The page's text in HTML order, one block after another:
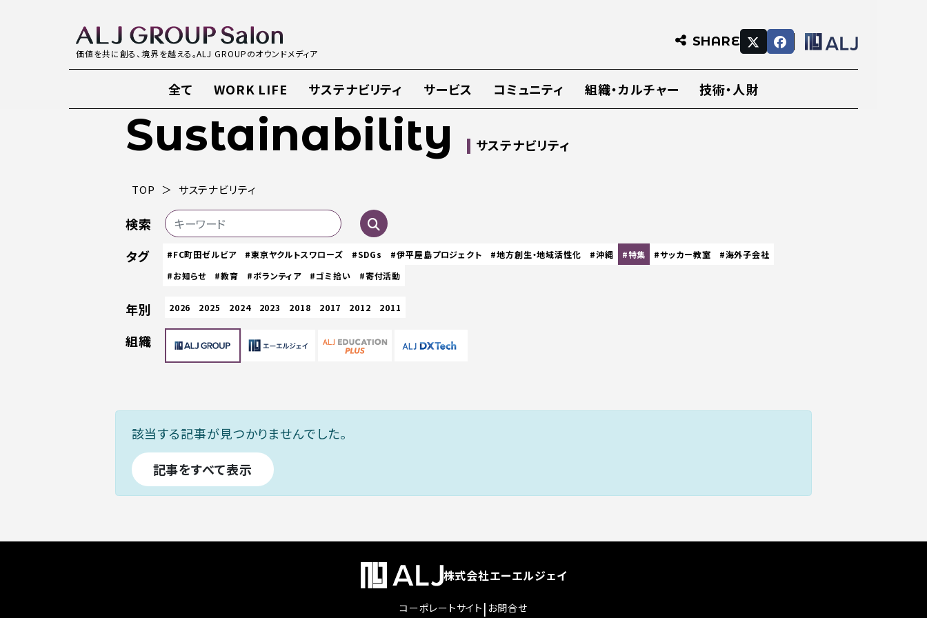
価値を共に創る、境界を越える。ALJ GROUPのオウンドメディア
SHARE
全て WORK LIFE サステナビリティ サービス コミュニティ 組織・カルチャー 技術・人財
Sustainability サステナビリティ
TOP サステナビリティ
検索
タグ
#FC町田ゼルビア #東京ヤクルトスワローズ #SDGs #伊平屋島プロジェクト #地方創生・地域活性化 #沖縄 #特集 #サッカー教室
#海外子会社
#お知らせ
#教育 #ボランティア #ゴミ拾い #寄付活動
年別 2026 2025 2024 2023 2018 2017 2012 2011
組織
該当する記事が見つかりませんでした。
記事をすべて表示
株式会社エーエルジェイ
コーポレートサイト | お問合せ